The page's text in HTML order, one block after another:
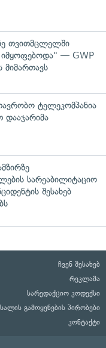
თვითმცლელში
იმყოფებოდა" — GWP
მიმართავს
ტელეკომპანია
სარეაბილიტაციო
შესახებ
ჩვენ შესახებ
რეკლამა
სარედაქციო კოდექსი
გამოყენების პირობები
კონტაქტი